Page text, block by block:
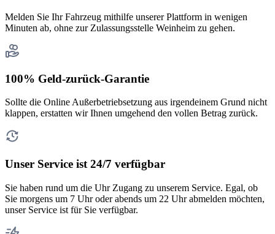
Melden Sie Ihr Fahrzeug mithilfe unserer Plattform in wenigen
Minuten ab, ohne zur Zulassungsstelle Weinheim zu gehen.
100% Geld-zurück-Garantie
Sollte die Online Außerbetriebsetzung aus irgendeinem Grund nicht
klappen, erstatten wir Ihnen umgehend den vollen Betrag zurück.
Unser Service ist 24/7 verfügbar
Sie haben rund um die Uhr Zugang zu unserem Service. Egal, ob
Sie morgens um 7 Uhr oder abends um 22 Uhr abmelden möchten,
unser Service ist für Sie verfügbar.